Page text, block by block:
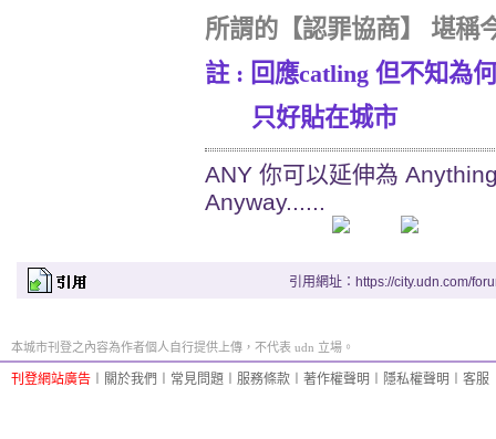
所謂的 【認罪協商】 堪稱
註: 回應catling 但不知為
只好貼在城市
ANY 你可以延伸為
Anyway......
引用網址：https://city.udn.com/
本城市刊登之內容為作者個人自行提供上傳，不代表 udn 立場。
刊登網站廣告 關於我們 常見問題 服務條款 著作權聲明 隱私權聲明 客服